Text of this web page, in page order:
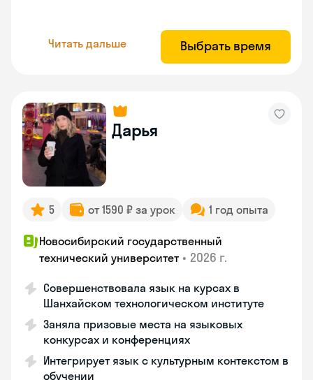
Читать дальше Выбрать время
Дарья
5 от 1590 ₽ за урок 1 год опыта
Новосибирский государственный
технический университет • 2026 г.
Совершенствовала язык на курсах в
Шанхайском технологическом институте
Заняла призовые места на языковых
конкурсах и конференциях
Интегрирует язык с культурным контекстом в
обучении